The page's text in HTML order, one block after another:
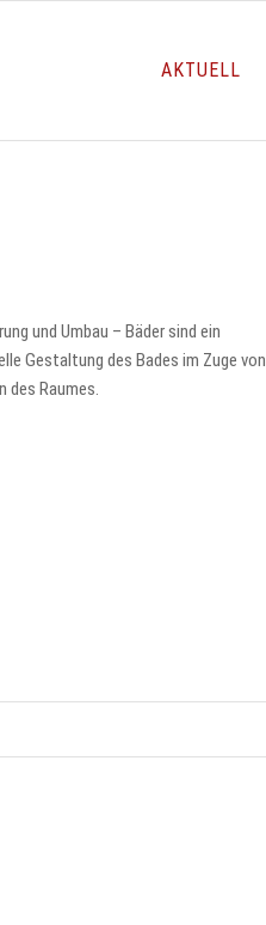
AKTUELL
und Umbau – Bäder sind ein
Gestaltung des Bades im Zuge von
des Raumes.